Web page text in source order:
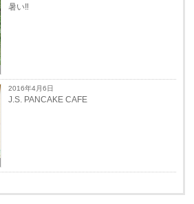
暑い‼︎
2016年4月6日
J.S. PANCAKE CAFE